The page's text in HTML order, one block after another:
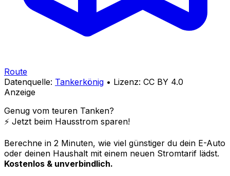
Route
Datenquelle: Tankerkönig • Lizenz: CC BY 4.0
Anzeige
Genug vom teuren Tanken?
⚡️ Jetzt beim Hausstrom sparen!
Berechne in 2 Minuten, wie viel günstiger du dein E-Auto
oder deinen Haushalt mit einem neuen Stromtarif lädst.
Kostenlos & unverbindlich.